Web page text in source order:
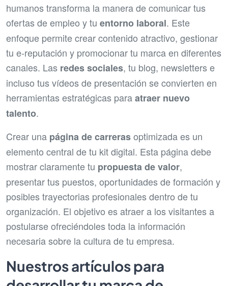
humanos transforma la manera de comunicar tus
ofertas de empleo y tu entorno laboral. Este
enfoque permite crear contenido atractivo, gestionar
tu e-reputación y promocionar tu marca en diferentes
canales. Las redes sociales, tu blog, newsletters e
incluso tus vídeos de presentación se convierten en
herramientas estratégicas paraatraer nuevo
talento.
Crear una página de carrerasoptimizada es un
elemento central de tu kit digital. Esta página debe
mostrar claramente tu propuesta de valor,
presentar tus puestos, oportunidades de formación y
posibles trayectorias profesionales dentro de tu
organización. El objetivo es atraer a los visitantes a
postularse ofreciéndoles toda la información
necesaria sobre la cultura de tu empresa.
Nuestros artículos para